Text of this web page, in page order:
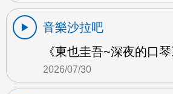
音樂沙拉吧
《東也圭吾~深夜的口
2026/07/30